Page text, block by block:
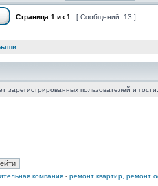
Страница 1 из 1 [ Сообщений: 13 ]
зарегистрированных пользователей и
компания - ремонт квартир, ремонт